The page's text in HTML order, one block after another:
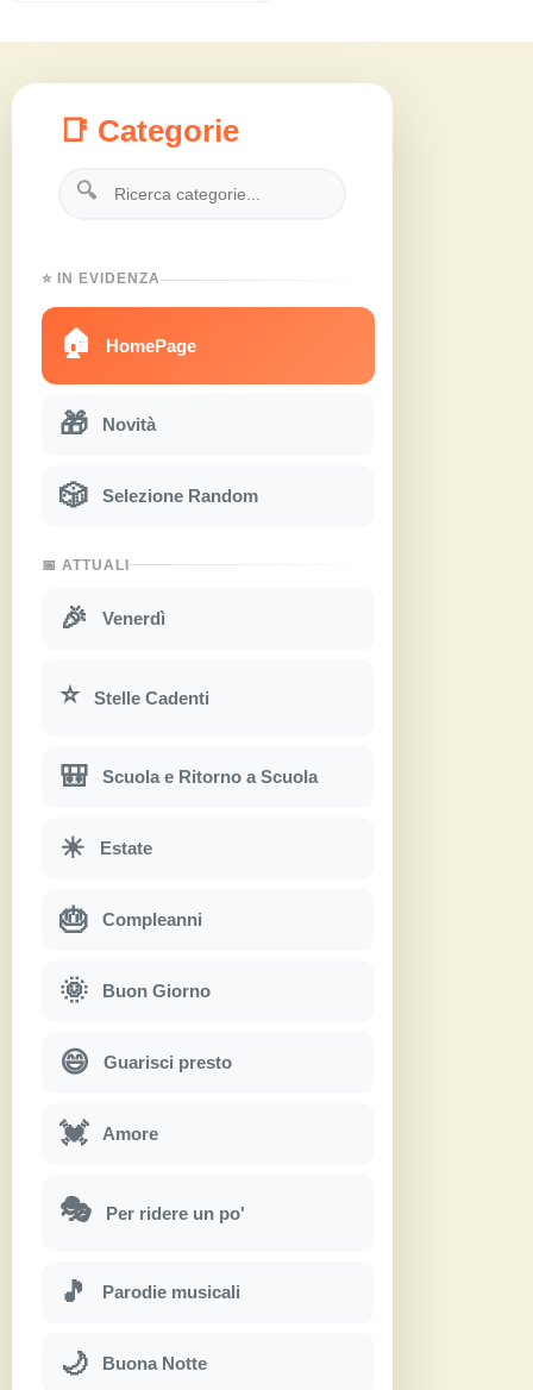
📑 Categorie
🔍
⭐ IN EVIDENZA
🏠 HomePage
🎁 Novità
🎲 Selezione Random
📅 ATTUALI
🎉 Venerdì
⭐ Stelle Cadenti
🎒 Scuola e Ritorno a Scuola
☀ Estate
🎂 Compleanni
🌞 Buon Giorno
😄 Guarisci presto
💓 Amore
🎭 Per ridere un po'
🎵 Parodie musicali
🌙 Buona Notte